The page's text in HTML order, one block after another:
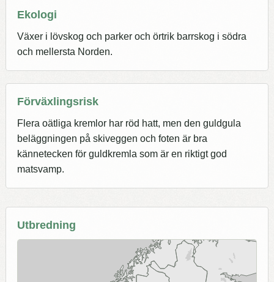
Ekologi
Växer i lövskog och parker och örtrik barrskog i södra
och mellersta Norden.
Förväxlingsrisk
Flera oätliga kremlor har röd hatt, men den guldgula
beläggningen på skiveggen och foten är bra
kännetecken för guldkremla som är en riktigt god
matsvamp.
Utbredning